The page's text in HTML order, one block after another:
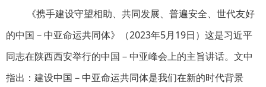
《携手建设守望相助、共同发展、普遍安全、世代友好
的中国－中亚命运共同体》（2023年5月19日）这是习近平
同志在陕西西安举行的中国－中亚峰会上的主旨讲话。文中
指出：建设中国－中亚命运共同体是我们在新的时代背景